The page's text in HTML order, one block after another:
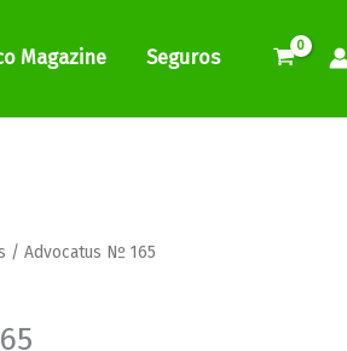
Magazine Seguros
/ Advocatus Nº 165